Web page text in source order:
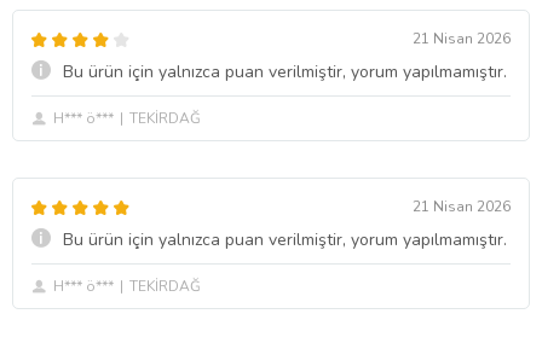
21 Nisan 2026
Bu ürün için yalnızca puan verilmiştir, yorum yapılmamıştır.
H*** ö*** TEKİRDAĞ
21 Nisan 2026
Bu ürün için yalnızca puan verilmiştir, yorum yapılmamıştır.
H*** ö*** TEKİRDAĞ